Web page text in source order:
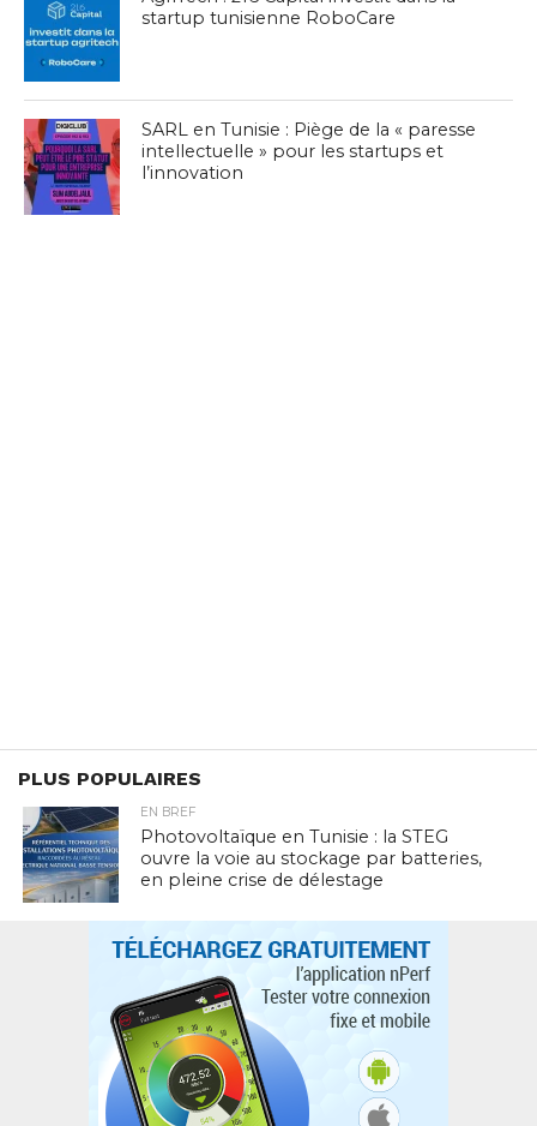
startup tunisienne RoboCare
SARL en Tunisie : Piège de la « paresse
intellectuelle » pour les startups et
l’innovation
PLUS POPULAIRES
EN BREF
Photovoltaïque en Tunisie : la STEG
ouvre la voie au stockage par batteries,
en pleine crise de délestage